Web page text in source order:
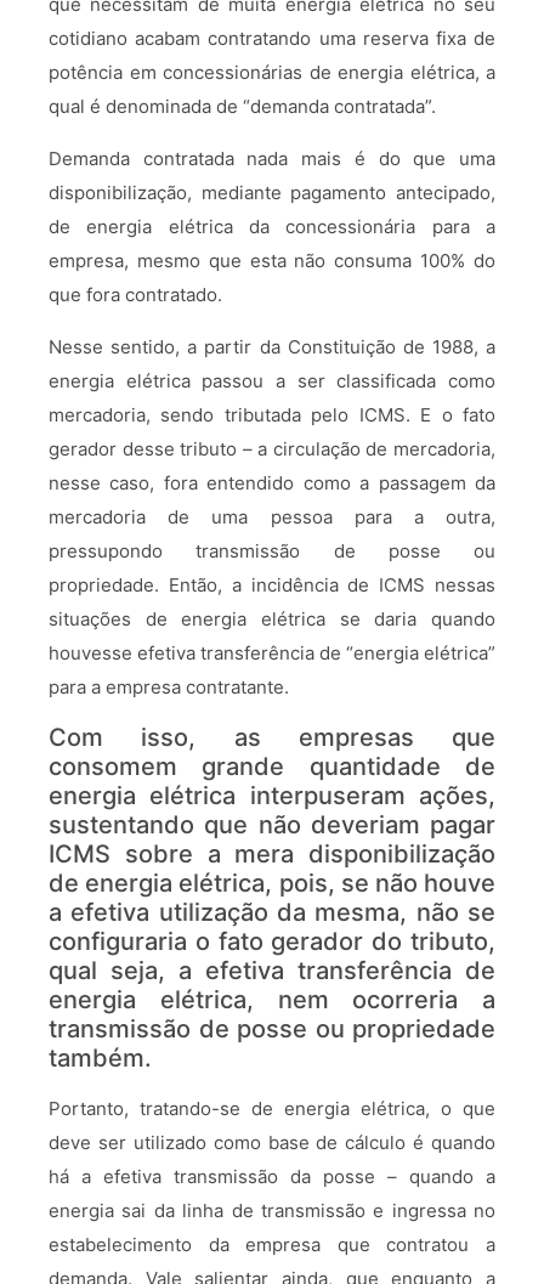
cotidiano acabam contratando uma reserva fixa de
potência em concessionárias de energia elétrica, a
qual é denominada de “demanda contratada”.
Demanda contratada nada mais é do que uma
disponibilização, mediante pagamento antecipado,
de energia elétrica da concessionária para a
empresa, mesmo que esta não consuma 100% do
que fora contratado.
Nesse sentido, a partir da Constituição de 1988, a
energia elétrica passou a ser classificada como
mercadoria, sendo tributada pelo ICMS. E o fato
gerador desse tributo – a circulação de mercadoria,
nesse caso, fora entendido como a passagem da
mercadoria de uma pessoa para a outra,
pressupondo transmissão de posse ou
propriedade. Então, a incidência de ICMS nessas
situações de energia elétrica se daria quando
houvesse efetiva transferência de “energia elétrica”
para a empresa contratante.
Com isso, as empresas que
consomem grande quantidade de
energia elétrica interpuseram ações,
sustentando que não deveriam pagar
ICMS sobre a mera disponibilização
de energia elétrica, pois, se não houve
a efetiva utilização da mesma, não se
configuraria o fato gerador do tributo,
qual seja, a efetiva transferência de
energia elétrica, nem ocorreria a
transmissão de posse ou propriedade
também.
Portanto, tratando-se de energia elétrica, o que
deve ser utilizado como base de cálculo é quando
há a efetiva transmissão da posse – quando a
energia sai da linha de transmissão e ingressa no
estabelecimento da empresa que contratou a
demanda. Vale salientar ainda, que enquanto a